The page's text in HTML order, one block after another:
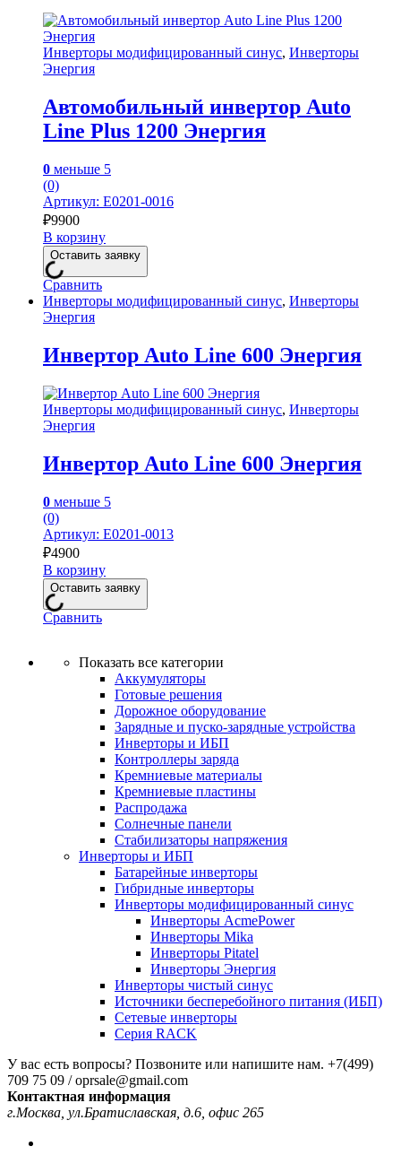
Инверторы модифицированный синус, Инверторы
Энергия
Автомобильный инвертор Auto
Line Plus 1200 Энергия
0 меньше 5
(0)
Артикул: Е0201-0016
₽9900
В корзину
Оставить заявку
Сравнить
Инверторы модифицированный синус, Инверторы
Энергия
Инвертор Auto Line 600 Энергия
Инверторы модифицированный синус, Инверторы
Энергия
Инвертор Auto Line 600 Энергия
0 меньше 5
(0)
Артикул: Е0201-0013
₽4900
В корзину
Оставить заявку
Сравнить
Показать все категории
Аккумуляторы
Готовые решения
Дорожное оборудование
Зарядные и пуско-зарядные устройства
Инверторы и ИБП
Контроллеры заряда
Кремниевые материалы
Кремниевые пластины
Распродажа
Солнечные панели
Стабилизаторы напряжения
Инверторы и ИБП
Батарейные инверторы
Гибридные инверторы
Инверторы модифицированный синус
Инверторы AcmePower
Инверторы Mika
Инверторы Pitatel
Инверторы Энергия
Инверторы чистый синус
Источники бесперебойного питания (ИБП)
Сетевые инверторы
Серия RACK
У вас есть вопросы? Позвоните или напишите нам. +7(499)
709 75 09 / oprsale@gmail.com
Контактная информация
г.Москва, ул.Братиславская, д.6, офис 265